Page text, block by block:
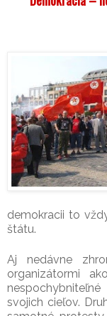
demokracii to
štátu.
Aj nedávne
organizátormi
svojich cieľov.